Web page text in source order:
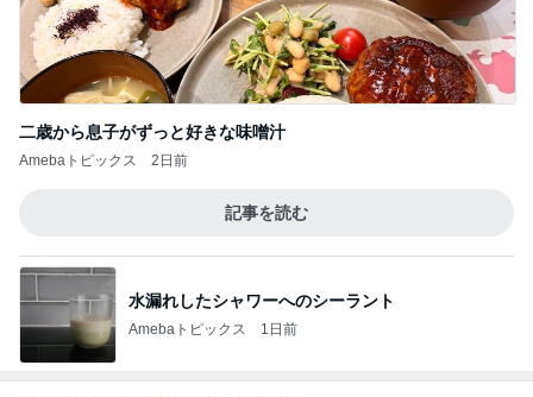
二歳から息子がずっと好きな味噌汁
Amebaトピックス 2日前
記事を読む
水漏れしたシャワーへのシーラント
Amebaトピックス 1日前